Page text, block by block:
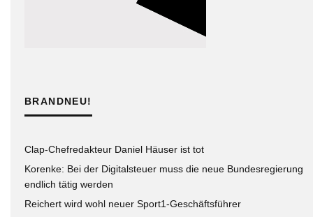
BRANDNEU!
Clap-Chefredakteur Daniel Häuser ist tot
Korenke: Bei der Digitalsteuer muss die neue Bundesregierung
endlich tätig werden
Reichert wird wohl neuer Sport1-Geschäftsführer